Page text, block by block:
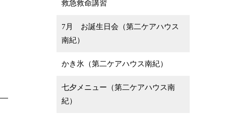
救急救命講習
7月 お誕生日会（第二ケアハウス
南紀）
かき氷（第二ケアハウス南紀）
七夕メニュー（第二ケアハウス南
紀）